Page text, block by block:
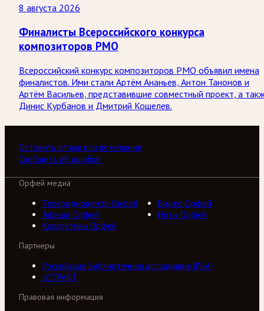
8 августа 2026
Финалисты Всероссийского конкурса
композиторов РМО
Всероссийский конкурс композиторов РМО объявил имена
финалистов. Ими стали Артём Ананьев, Антон Танонов и
Артём Васильев, представившие совместный проект, а
Динис Курбанов и Дмитрий Кошелев.
Оставить отзыв или пожелание
Сообщить об ошибке
Орфей медиа
Телерадиоцентр Орфей
Видео Орфей
Афиша Орфей
Ноты Орфей
Коллективы Орфей
Партнеры
Российская библиотечная ассоциация (РБА)
///ТРАКТ
Правовая информация